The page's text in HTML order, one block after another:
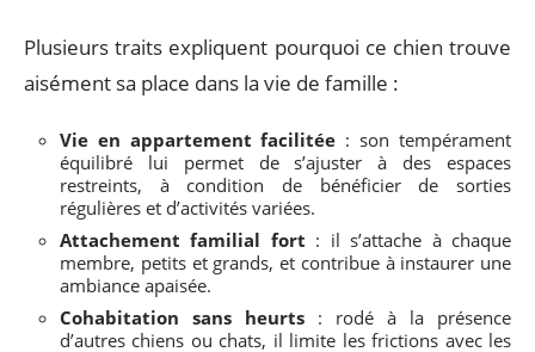
Plusieurs traits expliquent pourquoi ce chien trouve
aisément sa place dans la vie de famille :
Vie en appartement facilitée : son tempérament
équilibré lui permet de s’ajuster à des espaces
restreints, à condition de bénéficier de sorties
régulières et d’activités variées.
Attachement familial fort : il s’attache à chaque
membre, petits et grands, et contribue à instaurer une
ambiance apaisée.
Cohabitation sans heurts : rodé à la présence
d’autres chiens ou chats, il limite les frictions avec les